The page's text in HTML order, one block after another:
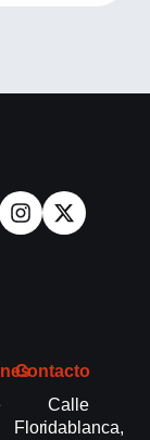
Contacto
Calle
Floridablanca,